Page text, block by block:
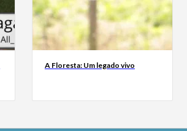
A Floresta: Um legado vivo